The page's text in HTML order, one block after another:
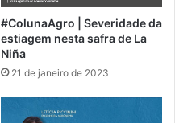
#ColunaAgro | Severidade da
estiagem nesta safra de La
Niña
21 de janeiro de 2023